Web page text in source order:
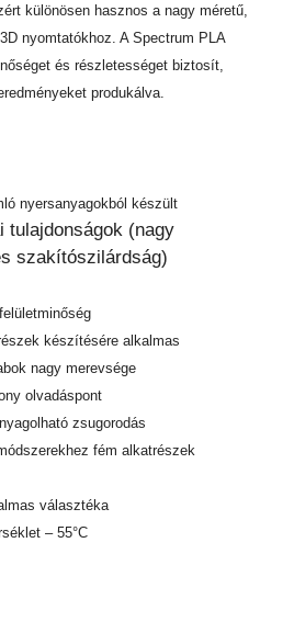
különösen hasznos a nagy méretű,
nyomtatókhoz. A Spectrum PLA
és részletességet biztosít,
produkálva.
nyersanyagokból készült
tulajdonságok (nagy
szakítószilárdság)
készítésére alkalmas
nagy merevsége
olvadáspont
zsugorodás
fém alkatrészek
választéka
– 55°C